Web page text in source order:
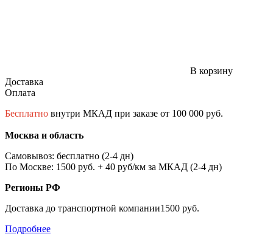
В корзину
Доставка
Оплата
Бесплатно внутри МКАД при заказе от 100 000 руб.
Москва и область
Самовывоз: бесплатно (2-4 дн)
По Москве: 1500 руб. + 40 руб/км за МКАД (2-4 дн)
Регионы РФ
Доставка до транспортной компании1500 руб.
Подробнее